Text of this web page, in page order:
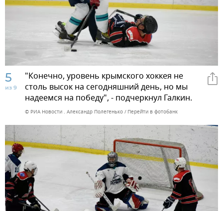
5
из 9
"Конечно, уровень крымского хоккея не
столь высок на сегодняшний день, но мы
надеемся на победу", - подчеркнул Галкин.
© РИА Новости . Александр Полегенько Перейти в фотобанк